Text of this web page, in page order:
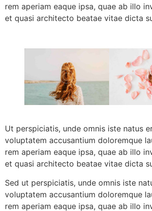
rem aperiam eaque ipsa, quae ab illo
et quasi architecto beatae vitae dicta
Ut perspiciatis, unde omnis iste natus
voluptatem accusantium doloremque
rem aperiam eaque ipsa, quae ab illo
et quasi architecto beatae vitae dicta
Sed ut perspiciatis, unde omnis iste
voluptatem accusantium doloremque
rem aperiam eaque ipsa, quae ab illo